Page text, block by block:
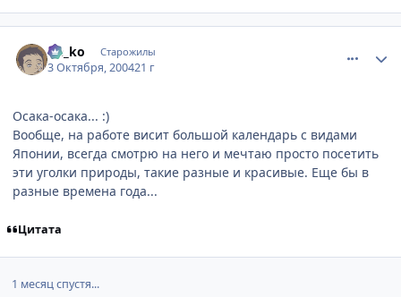
Ge_ko Старожилы
3 Октября, 200421 г
Осака-осака... :)
Вообще, на работе висит большой календарь с видами
Японии, всегда смотрю на него и мечтаю просто посетить
эти уголки природы, такие разные и красивые. Еще бы в
разные времена года...
Цитата
1 месяц спустя...